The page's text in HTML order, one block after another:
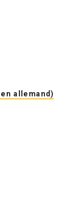
allemand)